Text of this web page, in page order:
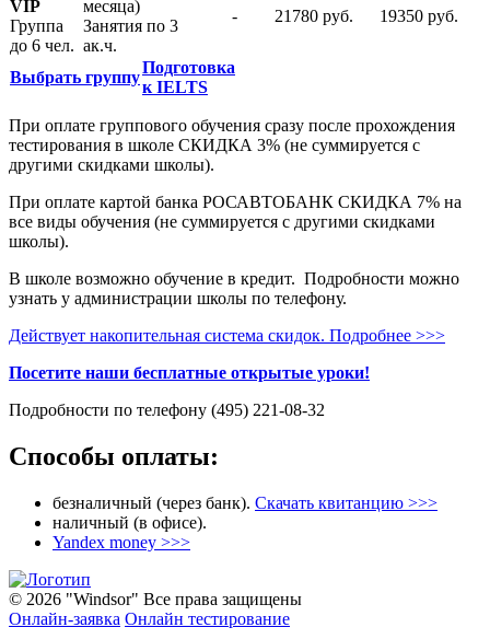
VIP
Группа
до 6 чел.
месяца)
Занятия по 3
ак.ч.
- 21780 руб. 19350 руб.
Выбрать группу
Подготовка
к IELTS
При оплате группового обучения сразу после прохождения
тестирования в школе СКИДКА 3% (не суммируется с
другими скидками школы).
При оплате картой банка РОСАВТОБАНК СКИДКА 7% на
все виды обучения (не суммируется с другими скидками
школы).
В школе возможно обучение в кредит. Подробности можно
узнать у администрации школы по телефону.
Действует накопительная система скидок. Подробнее >>>
Посетите наши бесплатные открытые уроки!
Подробности по телефону (495) 221-08-32
Способы оплаты:
безналичный (через банк). Скачать квитанцию >>>
наличный (в офисе).
Yandex money >>>
© 2026 "Windsor" Все права защищены
Онлайн-заявка Онлайн тестирование